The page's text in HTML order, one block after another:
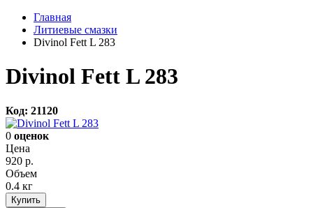
Главная
Литиевые смазки
Divinol Fett L 283
Divinol Fett L 283
Код: 21120
0 оценок
Цена
920 р.
Объем
0.4 кг
Купить